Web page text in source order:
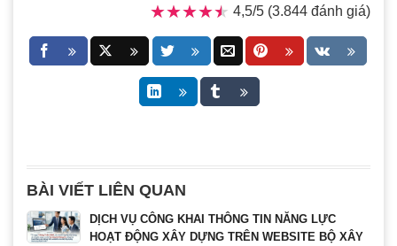
★★★★★
★★★★★ 4,5/5 (3.844 đánh giá)
BÀI VIẾT LIÊN QUAN
DỊCH VỤ CÔNG KHAI THÔNG TIN NĂNG LỰC
HOẠT ĐỘNG XÂY DỰNG TRÊN WEBSITE BỘ XÂY